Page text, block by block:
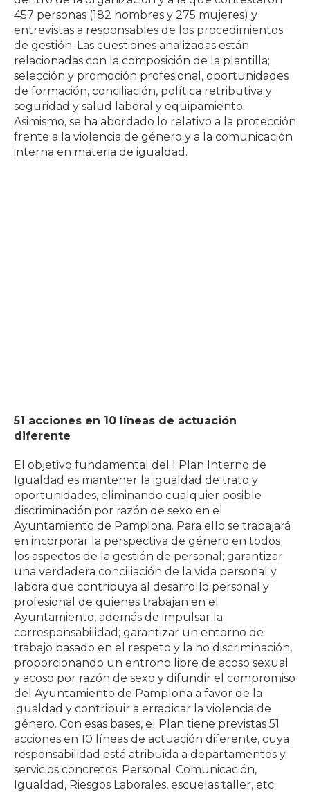
457 personas (182 hombres y 275 mujeres) y
entrevistas a responsables de los procedimientos
de gestión. Las cuestiones analizadas están
relacionadas con la composición de la plantilla;
selección y promoción profesional, oportunidades
de formación, conciliación, política retributiva y
seguridad y salud laboral y equipamiento.
Asimismo, se ha abordado lo relativo a la protección
frente a la violencia de género y a la comunicación
interna en materia de igualdad.
51 acciones en 10 líneas de actuación
diferente
El objetivo fundamental del I Plan Interno de
Igualdad es mantener la igualdad de trato y
oportunidades, eliminando cualquier posible
discriminación por razón de sexo en el
Ayuntamiento de Pamplona. Para ello se trabajará
en incorporar la perspectiva de género en todos
los aspectos de la gestión de personal; garantizar
una verdadera conciliación de la vida personal y
labora que contribuya al desarrollo personal y
profesional de quienes trabajan en el
Ayuntamiento, además de impulsar la
corresponsabilidad; garantizar un entorno de
trabajo basado en el respeto y la no discriminación,
proporcionando un entrono libre de acoso sexual
y acoso por razón de sexo y difundir el compromiso
del Ayuntamiento de Pamplona a favor de la
igualdad y contribuir a erradicar la violencia de
género. Con esas bases, el Plan tiene previstas 51
acciones en 10 líneas de actuación diferente, cuya
responsabilidad está atribuida a departamentos y
servicios concretos: Personal. Comunicación,
Igualdad, Riesgos Laborales, escuelas taller, etc.